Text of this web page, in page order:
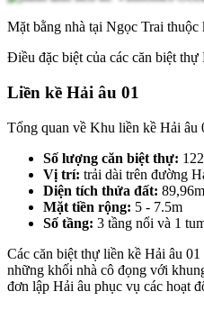
Mặt bằng nhà tại Ngọc Trai
Điều đặc biệt của các căn biệt
Liền kề Hải âu 01
Tổng quan về Khu liền kề Hải âu
Số lượng căn biệt thự:
Vị trí: trải dài trên đường
Diện tích thửa đất:
Mặt tiền rộng: 5 - 7.5m
Số tầng: 3 tầng nổi và 1
Các căn biệt thự liền kề Hải âu
những khối nhà cô đọng với
đơn lập Hải âu phục vụ các hoạt